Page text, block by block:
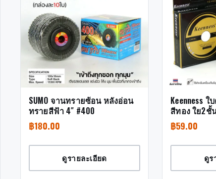
SUMO จานทรายซ้อน หลังอ่อน
ทรายสีฟ้า 4″ #400
฿180.00
ดูรายละเอียด
Keenness ใ
สีทอง ใย2ชั้
฿59.00
ดูร